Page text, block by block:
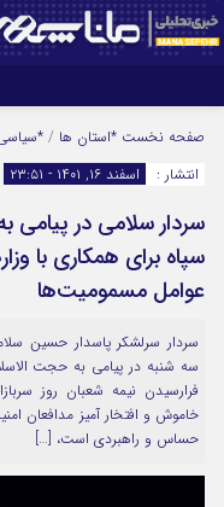
اینستاگرام
سروش
آپارات
نام کاربری یا نشانی ایمیل
رمز عبور
صفحه نخست *استان ها /
انتشار :
اسفند ۱۶, ۱۴۰۱ - ۲۳:۵۱
سردار سلامی در پیامی
سپاه برای همکاری با
عوامل مسمومیت‌ها
سردار سرلشکر پاسدار حسین
سه شنبه در پیامی به حجت
فرارسیدن نیمه شعبان روز
خاموش و افتخار آمیز مدافعان
حساس و راهبردی است، […]